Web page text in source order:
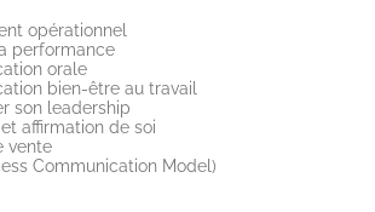
opérationnel
performance
orale
bien-être au travail
son leadership
affirmation de soi
vente
Communication Model)